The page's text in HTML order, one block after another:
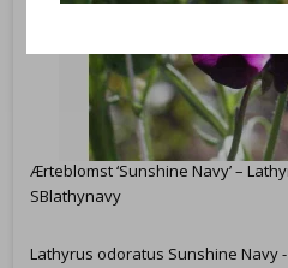
Ærteblomst ‘Sunshine Navy’ –
SBlathynavy
Lathyrus odoratus Sunshine Navy